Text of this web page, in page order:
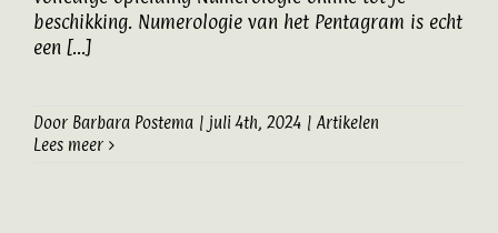
beschikking. Numerologie van het Pentagram is echt
een [...]
Door Barbara Postema | juli 4th, 2024 | Artikelen
Lees meer